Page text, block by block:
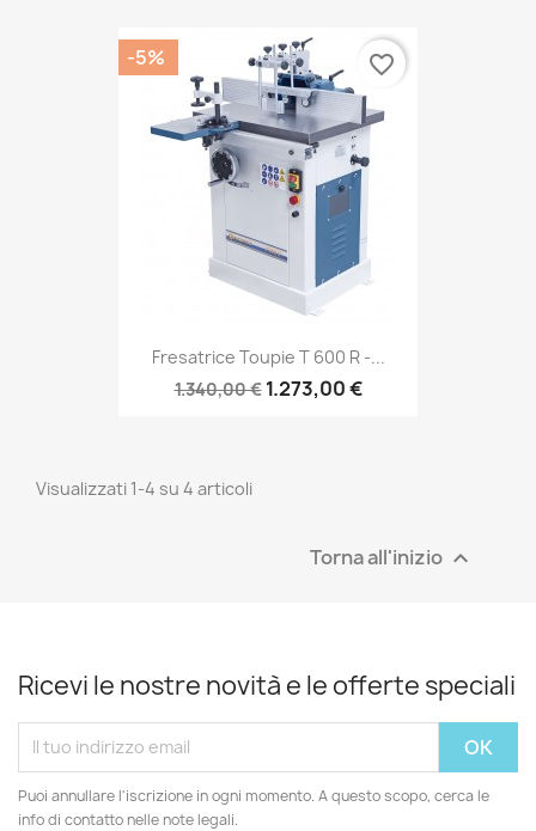
Fresatrice Toupie T 600 R -...
1.340,00 € 1.273,00 €
-5% favorite_border
Visualizzati 1-4 su 4 articoli
Torna all'inizio 
Ricevi le nostre novità e le offerte speciali
Puoi annullare l'iscrizione in ogni momento. A questo scopo, cerca le
info di contatto nelle note legali.